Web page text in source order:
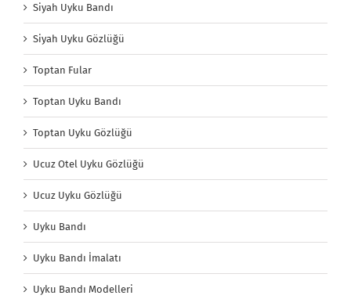
Siyah Uyku Bandı
Siyah Uyku Gözlüğü
Toptan Fular
Toptan Uyku Bandı
Toptan Uyku Gözlüğü
Ucuz Otel Uyku Gözlüğü
Ucuz Uyku Gözlüğü
Uyku Bandı
Uyku Bandı İmalatı
Uyku Bandı Modelleri